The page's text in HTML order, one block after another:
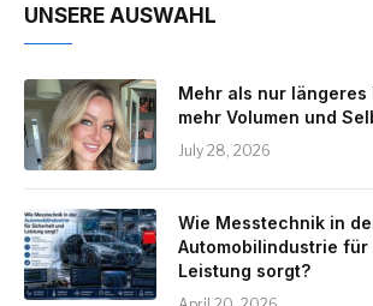
UNSERE AUSWAHL
Mehr als nur längeres
mehr Volumen und
July 28, 2026
Wie Messtechnik in
Automobilindustrie
Leistung sorgt?